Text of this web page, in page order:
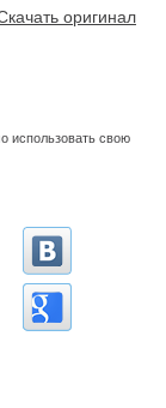
оригинал
использовать свою